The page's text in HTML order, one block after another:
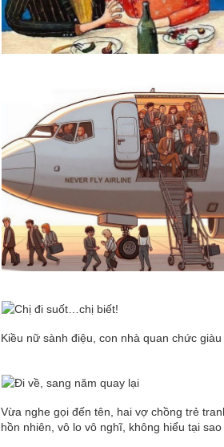
Kiều nữ sành điệu, con nhà quan chức
Vừa nghe gọi đến tên, hai vợ chồng trẻ
hồn nhiên, vô lo vô nghĩ, không hiểu tại